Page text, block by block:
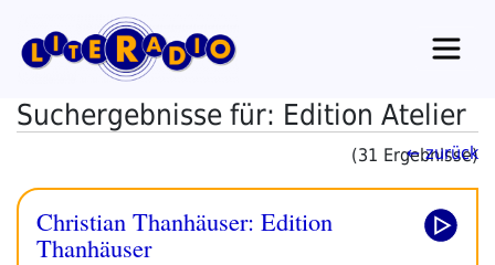
Inhalt
springen
Suchergebnisse für: Edition Atelier
(31 Ergebnisse)
← zurück
Christian Thanhäuser: Edition
Thanhäuser